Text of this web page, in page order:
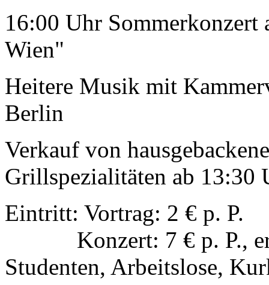
16:00 Uhr
Wien"
Heitere Musik mit
Berlin
Verkauf von
Grillspezialitäten ab 13:30
Eintritt: Vortrag: 2 € p. P.
Konzert: 7 € p. P.,
Studenten, Arbeitslose,